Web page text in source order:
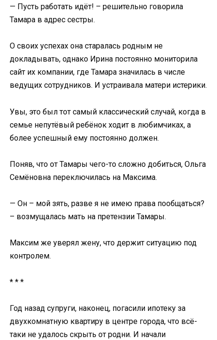
— Пусть работать идёт! – решительно говорила
Тамара в адрес сестры.
О своих успехах она старалась родным не
докладывать, однако Ирина постоянно мониторила
сайт их компании, где Тамара значилась в числе
ведущих сотрудников. И устраивала матери истерики.
Увы, это был тот самый классический случай, когда в
семье непутёвый ребёнок ходит в любимчиках, а
более успешный ему постоянно должен.
Поняв, что от Тамары чего-то сложно добиться, Ольга
Семёновна переключилась на Максима.
— Он – мой зять, разве я не имею права пообщаться?
– возмущалась мать на претензии Тамары.
Максим же уверял жену, что держит ситуацию под
контролем.
* * *
Год назад супруги, наконец, погасили ипотеку за
двухкомнатную квартиру в центре города, что всё-
таки не удалось скрыть от родни. И начали